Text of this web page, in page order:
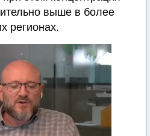
выше в более
регионах.